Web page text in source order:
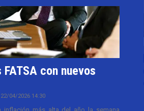
con nuevos
22/04/2026 14:30